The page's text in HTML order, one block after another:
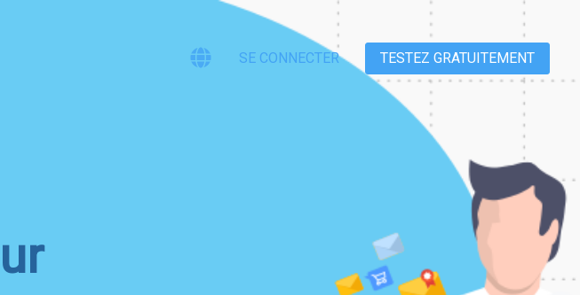
SE CONNECTER TESTEZ GRATUITEMENT